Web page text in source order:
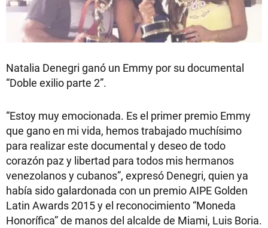
Natalia Denegri ganó un Emmy por su documental
“Doble exilio parte 2”.
“Estoy muy emocionada. Es el primer premio Emmy
que gano en mi vida, hemos trabajado muchísimo
para realizar este documental y deseo de todo
corazón paz y libertad para todos mis hermanos
venezolanos y cubanos”, expresó Denegri, quien ya
había sido galardonada con un premio AIPE Golden
Latin Awards 2015 y el reconocimiento “Moneda
Honorífica” de manos del alcalde de Miami, Luis Boria.